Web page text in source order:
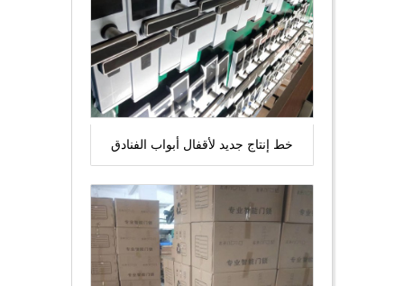
خط إنتاج جديد لأقفال أبواب الفنادق